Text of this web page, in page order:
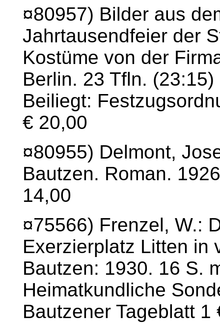
¤80957) Bilder aus
Jahrtausendfeier der
Kostüme von der
Berlin. 23 Tfln.
Beiliegt:
€ 20,00
¤80955) Delmont,
Bautzen. Roman.
14,00
¤75566) Frenzel, W.:
Exerzierplatz Litten in
Bautzen: 1930. 16 S.
Heimatkundliche
Bautzener Tageblatt 1